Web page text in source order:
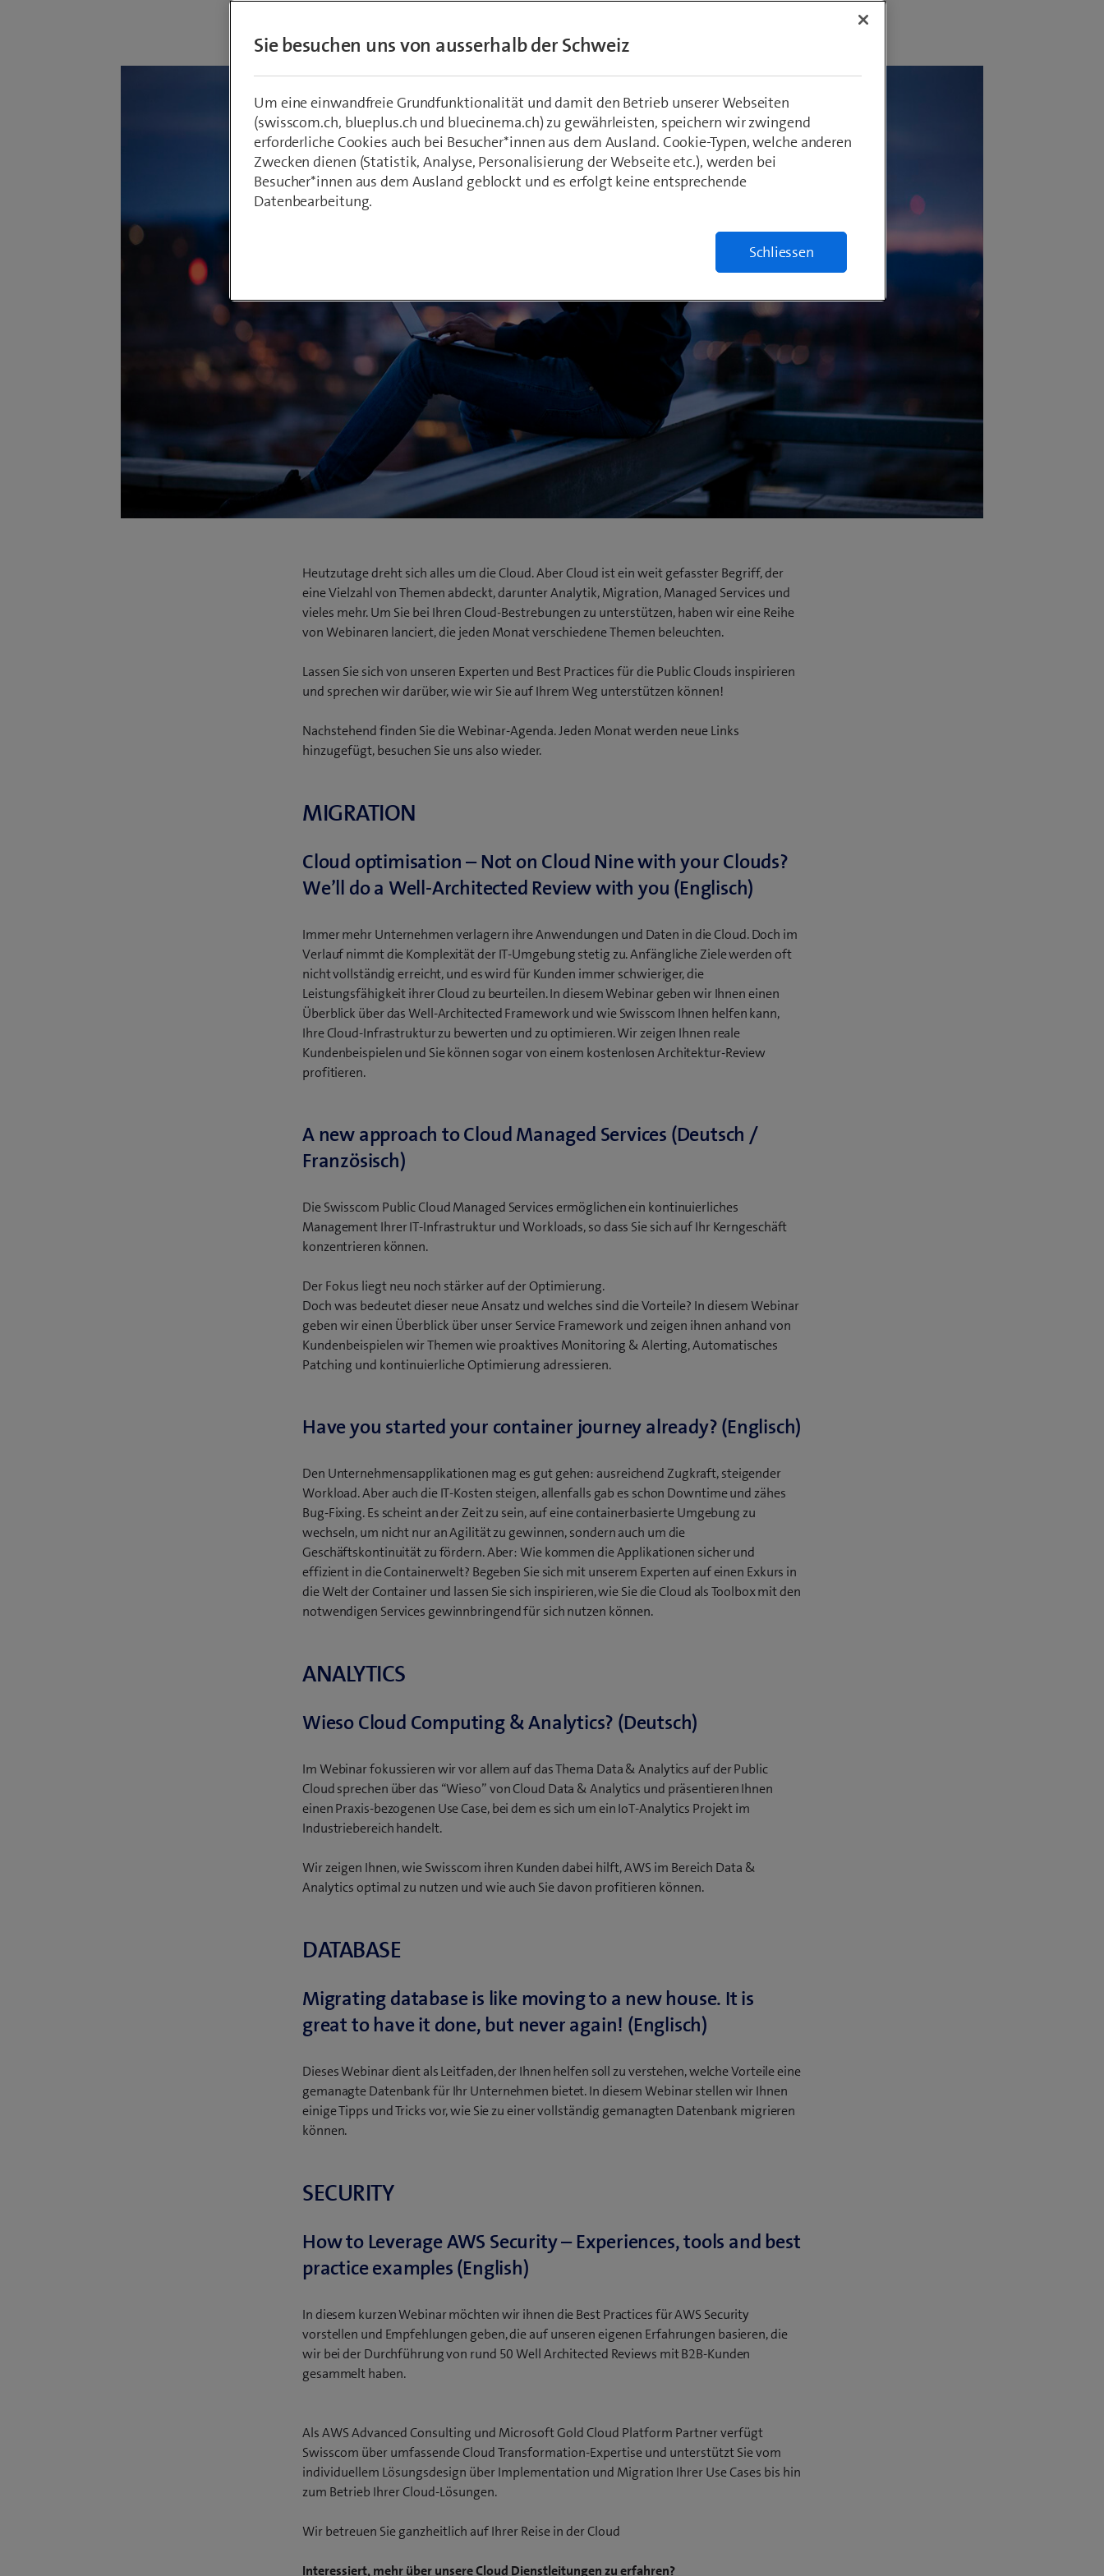
Heutzutage dreht sich alles um die Cloud. Aber Cloud ist ein weit gefasster Begriff, der
eine Vielzahl von Themen abdeckt, darunter Analytik, Migration, Managed Services und
vieles mehr. Um Sie bei Ihren Cloud-Bestrebungen zu unterstützen, haben wir eine Reihe
von Webinaren lanciert, die jeden Monat verschiedene Themen beleuchten.
Lassen Sie sich von unseren Experten und Best Practices für die Public Clouds inspirieren
und sprechen wir darüber, wie wir Sie auf Ihrem Weg unterstützen können!
Nachstehend finden Sie die Webinar-Agenda. Jeden Monat werden neue Links
hinzugefügt, besuchen Sie uns also wieder.
MIGRATION
Cloud optimisation – Not on Cloud Nine with your Clouds?
We’ll do a Well-Architected Review with you (Englisch)
Immer mehr Unternehmen verlagern ihre Anwendungen und Daten in die Cloud. Doch im
Verlauf nimmt die Komplexität der IT-Umgebung stetig zu. Anfängliche Ziele werden oft
nicht vollständig erreicht, und es wird für Kunden immer schwieriger, die
Leistungsfähigkeit ihrer Cloud zu beurteilen. In diesem Webinar geben wir Ihnen einen
Überblick über das Well-Architected Framework und wie Swisscom Ihnen helfen kann,
Ihre Cloud-Infrastruktur zu bewerten und zu optimieren. Wir zeigen Ihnen reale
Kundenbeispielen und Sie können sogar von einem kostenlosen Architektur-Review
profitieren.
A new approach to Cloud Managed Services (Deutsch /
Französisch)
Die Swisscom Public Cloud Managed Services ermöglichen ein kontinuierliches
Management Ihrer IT-Infrastruktur und Workloads, so dass Sie sich auf Ihr Kerngeschäft
konzentrieren können.
Der Fokus liegt neu noch stärker auf der Optimierung.
Doch was bedeutet dieser neue Ansatz und welches sind die Vorteile? In diesem Webinar
geben wir einen Überblick über unser Service Framework und zeigen ihnen anhand von
Kundenbeispielen wir Themen wie proaktives Monitoring & Alerting, Automatisches
Patching und kontinuierliche Optimierung adressieren.
Have you started your container journey already? (Englisch)
Den Unternehmensapplikationen mag es gut gehen: ausreichend Zugkraft, steigender
Workload. Aber auch die IT-Kosten steigen, allenfalls gab es schon Downtime und zähes
Bug-Fixing. Es scheint an der Zeit zu sein, auf eine containerbasierte Umgebung zu
wechseln, um nicht nur an Agilität zu gewinnen, sondern auch um die
Geschäftskontinuität zu fördern. Aber: Wie kommen die Applikationen sicher und
effizient in die Containerwelt? Begeben Sie sich mit unserem Experten auf einen Exkurs in
die Welt der Container und lassen Sie sich inspirieren, wie Sie die Cloud als Toolbox mit den
notwendigen Services gewinnbringend für sich nutzen können.
ANALYTICS
Wieso Cloud Computing & Analytics? (Deutsch)
Im Webinar fokussieren wir vor allem auf das Thema Data & Analytics auf der Public
Cloud sprechen über das “Wieso” von Cloud Data & Analytics und präsentieren Ihnen
einen Praxis-bezogenen Use Case, bei dem es sich um ein IoT-Analytics Projekt im
Industriebereich handelt.
Wir zeigen Ihnen, wie Swisscom ihren Kunden dabei hilft, AWS im Bereich Data &
Analytics optimal zu nutzen und wie auch Sie davon profitieren können.
DATABASE
Migrating database is like moving to a new house. It is
great to have it done, but never again! (Englisch)
Dieses Webinar dient als Leitfaden, der Ihnen helfen soll zu verstehen, welche Vorteile eine
gemanagte Datenbank für Ihr Unternehmen bietet. In diesem Webinar stellen wir Ihnen
einige Tipps und Tricks vor, wie Sie zu einer vollständig gemanagten Datenbank migrieren
können.
SECURITY
How to Leverage AWS Security – Experiences, tools and best
practice​ examples (English)
In diesem kurzen Webinar möchten wir ihnen die Best Practices für AWS Security
vorstellen und Empfehlungen geben, die auf unseren eigenen Erfahrungen basieren, die
wir bei der Durchführung von rund 50 Well Architected Reviews mit B2B-Kunden
gesammelt haben.
Als AWS Advanced Consulting und Microsoft Gold Cloud Platform Partner verfügt
Swisscom über umfassende Cloud Transformation-Expertise und unterstützt Sie vom
individuellem Lösungsdesign über Implementation und Migration Ihrer Use Cases bis hin
zum Betrieb Ihrer Cloud-Lösungen.
Wir betreuen Sie ganzheitlich auf Ihrer Reise in der Cloud
Interessiert, mehr über unsere Cloud Dienstleitungen zu erfahren?
Sie besuchen uns von ausserhalb der Schweiz
Um eine einwandfreie Grundfunktionalität und damit den Betrieb unserer Webseiten
(swisscom.ch, blueplus.ch und bluecinema.ch) zu gewährleisten, speichern wir zwingend
erforderliche Cookies auch bei Besucher*innen aus dem Ausland. Cookie-Typen, welche anderen
Zwecken dienen (Statistik, Analyse, Personalisierung der Webseite etc.), werden bei
Besucher*innen aus dem Ausland geblockt und es erfolgt keine entsprechende
Datenbearbeitung.
Schliessen